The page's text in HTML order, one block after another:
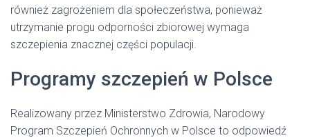
również zagrożeniem dla społeczeństwa, ponieważ
utrzymanie progu odporności zbiorowej wymaga
szczepienia znacznej części populacji.
Programy szczepień w Polsce
Realizowany przez Ministerstwo Zdrowia, Narodowy
Program Szczepień Ochronnych w Polsce to odpowiedź